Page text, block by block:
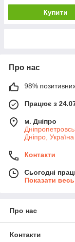
Купити
Про нас
98% позитивних
Працює з
м. Дніпро
Дніпро, Україна
Контакти
Сьогодні
Показати
Про нас
Контакти